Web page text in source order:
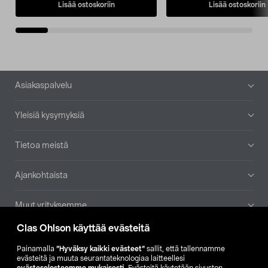
Clas Ohlson käyttää evästeitä
Painamalla ”Hyväksy kaikki evästeet” sallit, että tallennamme
evästeitä ja muuta seurantateknologiaa laitteellesi
Lisää ostoskoriin Lisää ostoskoriin
Alatunniste
Asiakaspalvelu
Yleisiä kysymyksiä
Tietoa meistä
Ajankohtaista
Muut yrityksemme
Etsi myymälä
SE NO FI